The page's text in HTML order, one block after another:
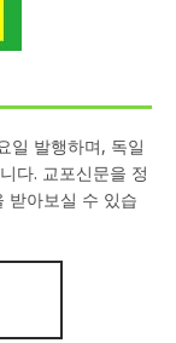
일 발행하며, 독일
다. 교포신문을 정
받아보실 수 있습